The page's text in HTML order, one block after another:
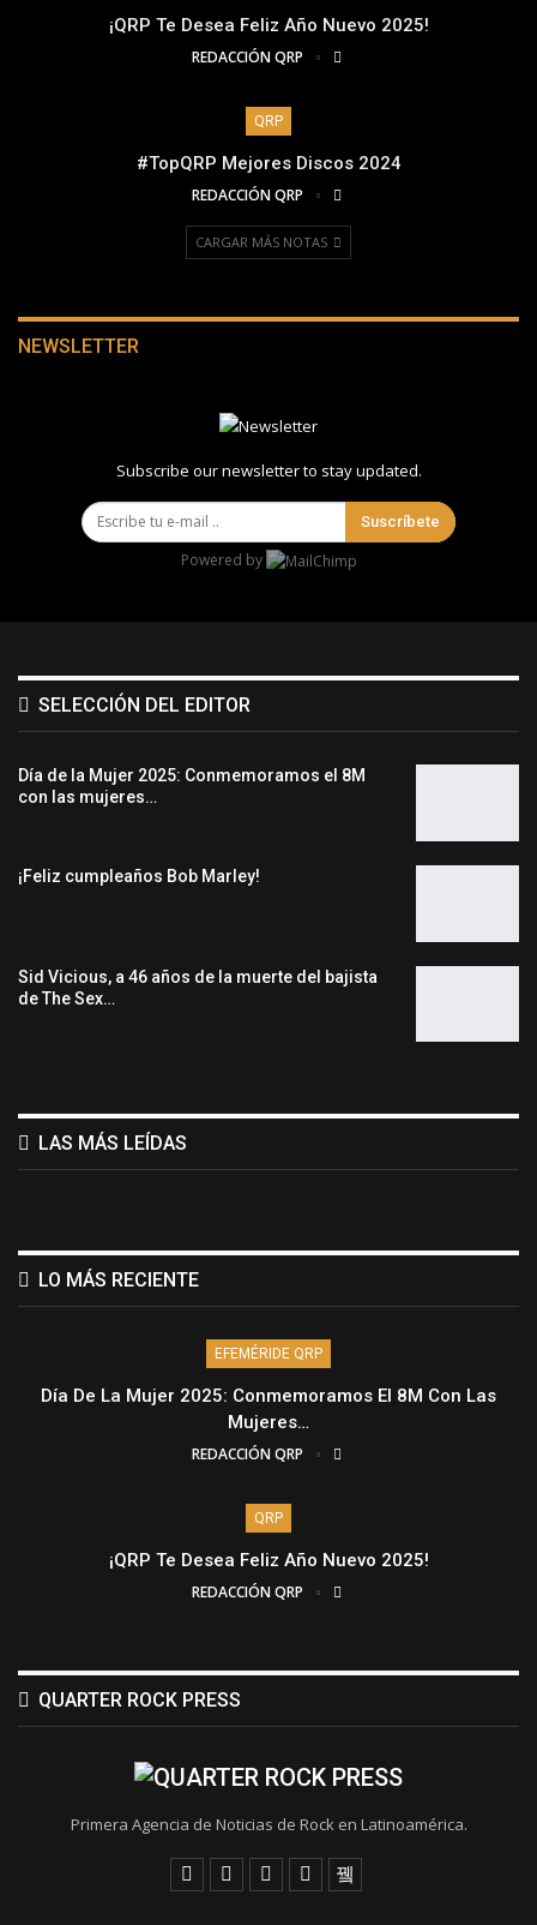
¡QRP Te Desea Feliz Año Nuevo 2025!
REDACCIÓN QRP
QRP
#TopQRP Mejores Discos 2024
REDACCIÓN QRP
CARGAR MÁS NOTAS
NEWSLETTER
Subscribe our newsletter to stay updated.
Suscríbete
Powered by
SELECCIÓN DEL EDITOR
Día de la Mujer 2025: Conmemoramos el 8M
con las mujeres…
¡Feliz cumpleaños Bob Marley!
Sid Vicious, a 46 años de la muerte del bajista
de The Sex…
LAS MÁS LEÍDAS
LO MÁS RECIENTE
EFEMÉRIDE QRP
Día De La Mujer 2025: Conmemoramos El 8M Con Las
Mujeres…
REDACCIÓN QRP
QRP
¡QRP Te Desea Feliz Año Nuevo 2025!
REDACCIÓN QRP
QUARTER ROCK PRESS
Primera Agencia de Noticias de Rock en Latinoamérica.